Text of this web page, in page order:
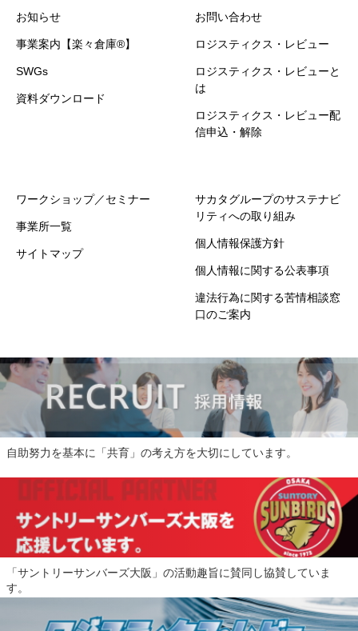
お知らせ
事業案内【楽々倉庫®】
SWGs
資料ダウンロード
お問い合わせ
ロジスティクス・レビュー
ロジスティクス・レビューと
は
ロジスティクス・レビュー配
信申込・解除
ワークショップ／セミナー
事業所一覧
サイトマップ
サカタグループのサステナビ
リティへの取り組み
個人情報保護方針
個人情報に関する公表事項
違法行為に関する苦情相談窓
口のご案内
自助努力を基本に「共育」の考え方を大切にしています。
「サントリーサンバーズ大阪」の活動趣旨に賛同し協賛していま
す。